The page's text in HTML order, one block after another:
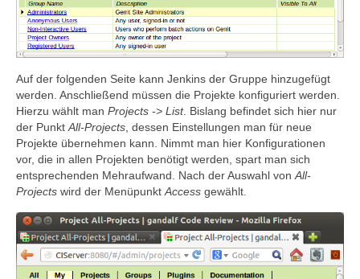
Auf der folgenden Seite kann Jenkins der Gruppe hinzugefügt
werden. Anschließend müssen die Projekte konfiguriert werden.
Hierzu wählt man Projects -> List. Bislang befindet sich hier nur
der PunktAll-Projects, dessen Einstellungen man für neue
Projekte übernehmen kann. Nimmt man hier Konfigurationen
vor, die in allen Projekten benötigt werden, spart man sich
entsprechenden Mehraufwand. Nach der Auswahl vonAll-
Projects wird der MenüpunktAccess gewählt.